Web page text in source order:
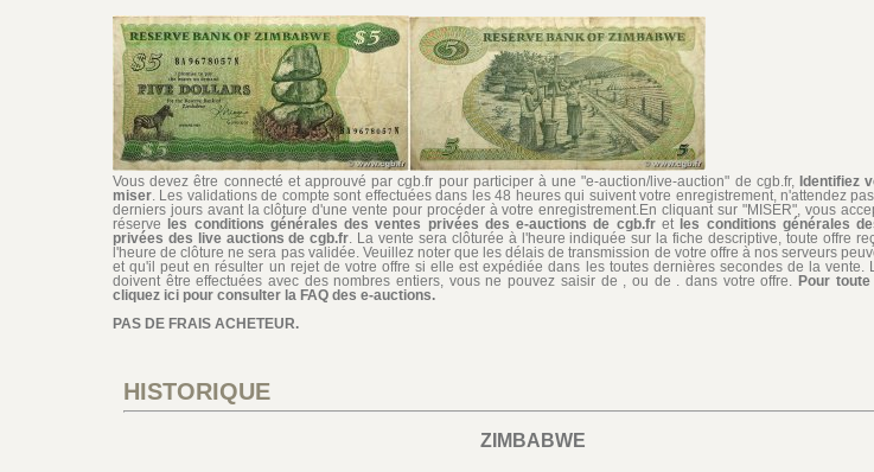
Vous devez être connecté et approuvé par cgb.fr pour participer à une "e-auction/live-auction" de cgb.fr, Identifiez
miser . Les validations de compte sont effectuées dans les 48 heures qui suivent votre enregistrement, n'attendez
derniers jours avant la clôture d'une vente pour procéder à votre enregistrement.En cliquant sur "MISER", vous
réserve les conditions générales des ventes privées des e-auctions de cgb.fret les conditions générales
privées des live auctions de cgb.fr . La vente sera clôturée à l'heure indiquée sur la fiche descriptive, toute offre
l'heure de clôture ne sera pas validée. Veuillez noter que les délais de transmission de votre offre à nos serveurs
et qu'il peut en résulter un rejet de votre offre si elle est expédiée dans les toutes dernières secondes de la vente.
doivent être effectuées avec des nombres entiers, vous ne pouvez saisir de , ou de . dans votre offre.Pour toute
cliquez ici pour consulter la FAQ des e-auctions.
PAS DE FRAIS ACHETEUR.
HISTORIQUE
ZIMBABWE